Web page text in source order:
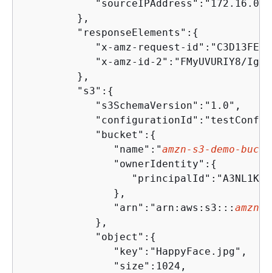
         },
         "responseElements":
{
"x-amz-request-
"x-amz-id-2":"FMyUVURIY8/
         },
         "s3":
{
            "s3SchemaVersion":"1.0",
            "bucket":
{
               "name":"
amzn-s3-demo-
               "ownerIdentity":
{
               },
               "arn":"arn:aws:s3:::
amzn-
            },
            "object":
{
               "key":"HappyFace.jpg",
               "size":1024,